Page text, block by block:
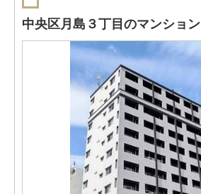
中央区月島３丁目のマンション